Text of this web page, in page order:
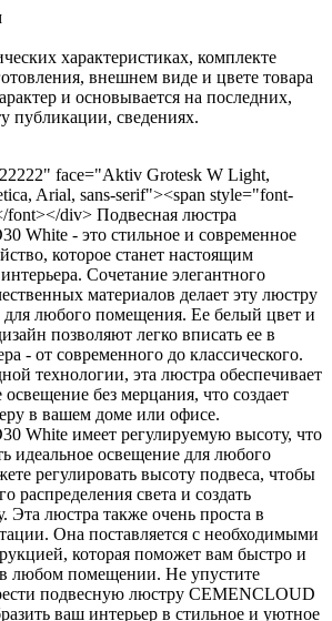
характеристиках, комплекте
внешнем виде и цвете товара
и основывается на последних,
публикации, сведениях.
face="Aktiv Grotesk W Light,
Arial, sans-serif"><span style="font-
font></div> Подвесная люстра
White - это стильное и современное
которое станет настоящим
Сочетание элегантного
материалов делает эту люстру
любого помещения. Ее белый цвет и
позволяют легко вписать ее в
- от современного до классического.
технологии, эта люстра обеспечивает
без мерцания, что создает
в вашем доме или офисе.
White имеет регулируемую высоту, что
идеальное освещение для любого
регулировать высоту подвеса, чтобы
распределения света и создать
Эта люстра также очень проста в
Она поставляется с необходимыми
которая поможет вам быстро и
в любом помещении. Не упустите
подвесную люстру CEMENCLOUD
ваш интерьер в стильное и уютное